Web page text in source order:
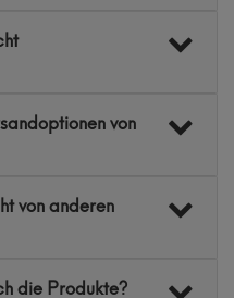
von
von anderen
die Produkte?